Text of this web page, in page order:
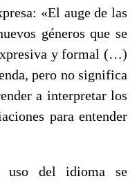
«El auge de las
géneros que se
y formal (…)
pero no significa
a interpretar los
para entender
uso del idioma se